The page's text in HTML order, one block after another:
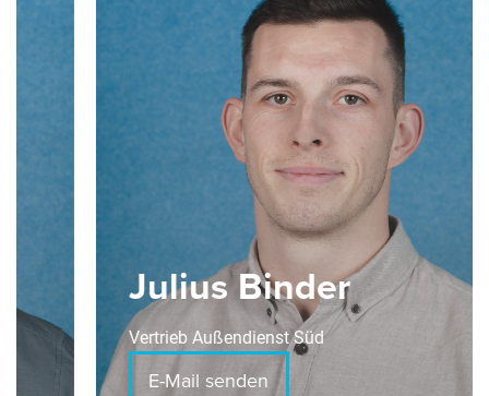
Julius Binder
Vertrieb Außendienst Süd
E-Mail senden